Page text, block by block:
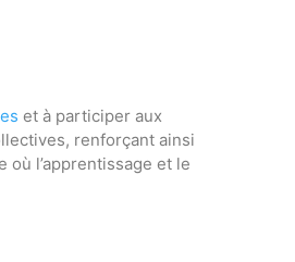
et à participer aux
renforçant ainsi
e où l’apprentissage et le